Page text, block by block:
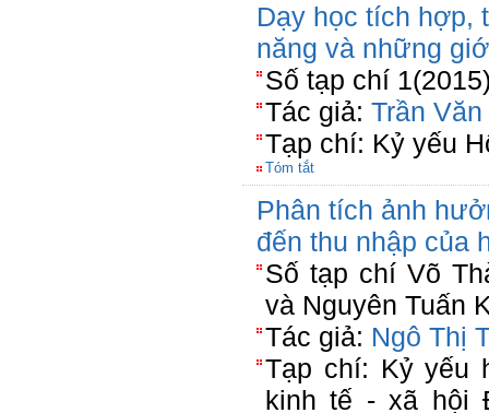
Dạy học tích hợp,
năng và những
Số tạp chí
Tác giả: Trần
Tạp chí: Kỷ yếu
Tóm tắt
Phân tích ảnh
đến thu nhập của
Số tạp chí Võ
và Nguyên Tuấn
Tác giả: Ngô Thị
Tạp chí: Kỷ yếu
kinh tế - xã hội